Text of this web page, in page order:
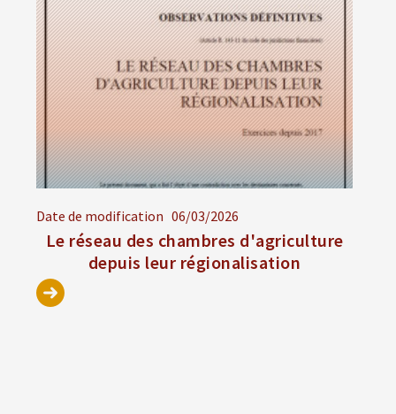
Date de modification 06/03/2026
Le réseau des chambres d'agriculture
depuis leur régionalisation